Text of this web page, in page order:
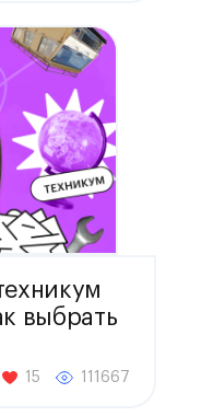
выбрать
15 111667